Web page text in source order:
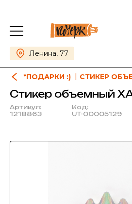
Ленина, 77
*ПОДАРКИ :) СТИКЕР
Стикер объемный
Артикул:
1218863
Код:
UT-00005129